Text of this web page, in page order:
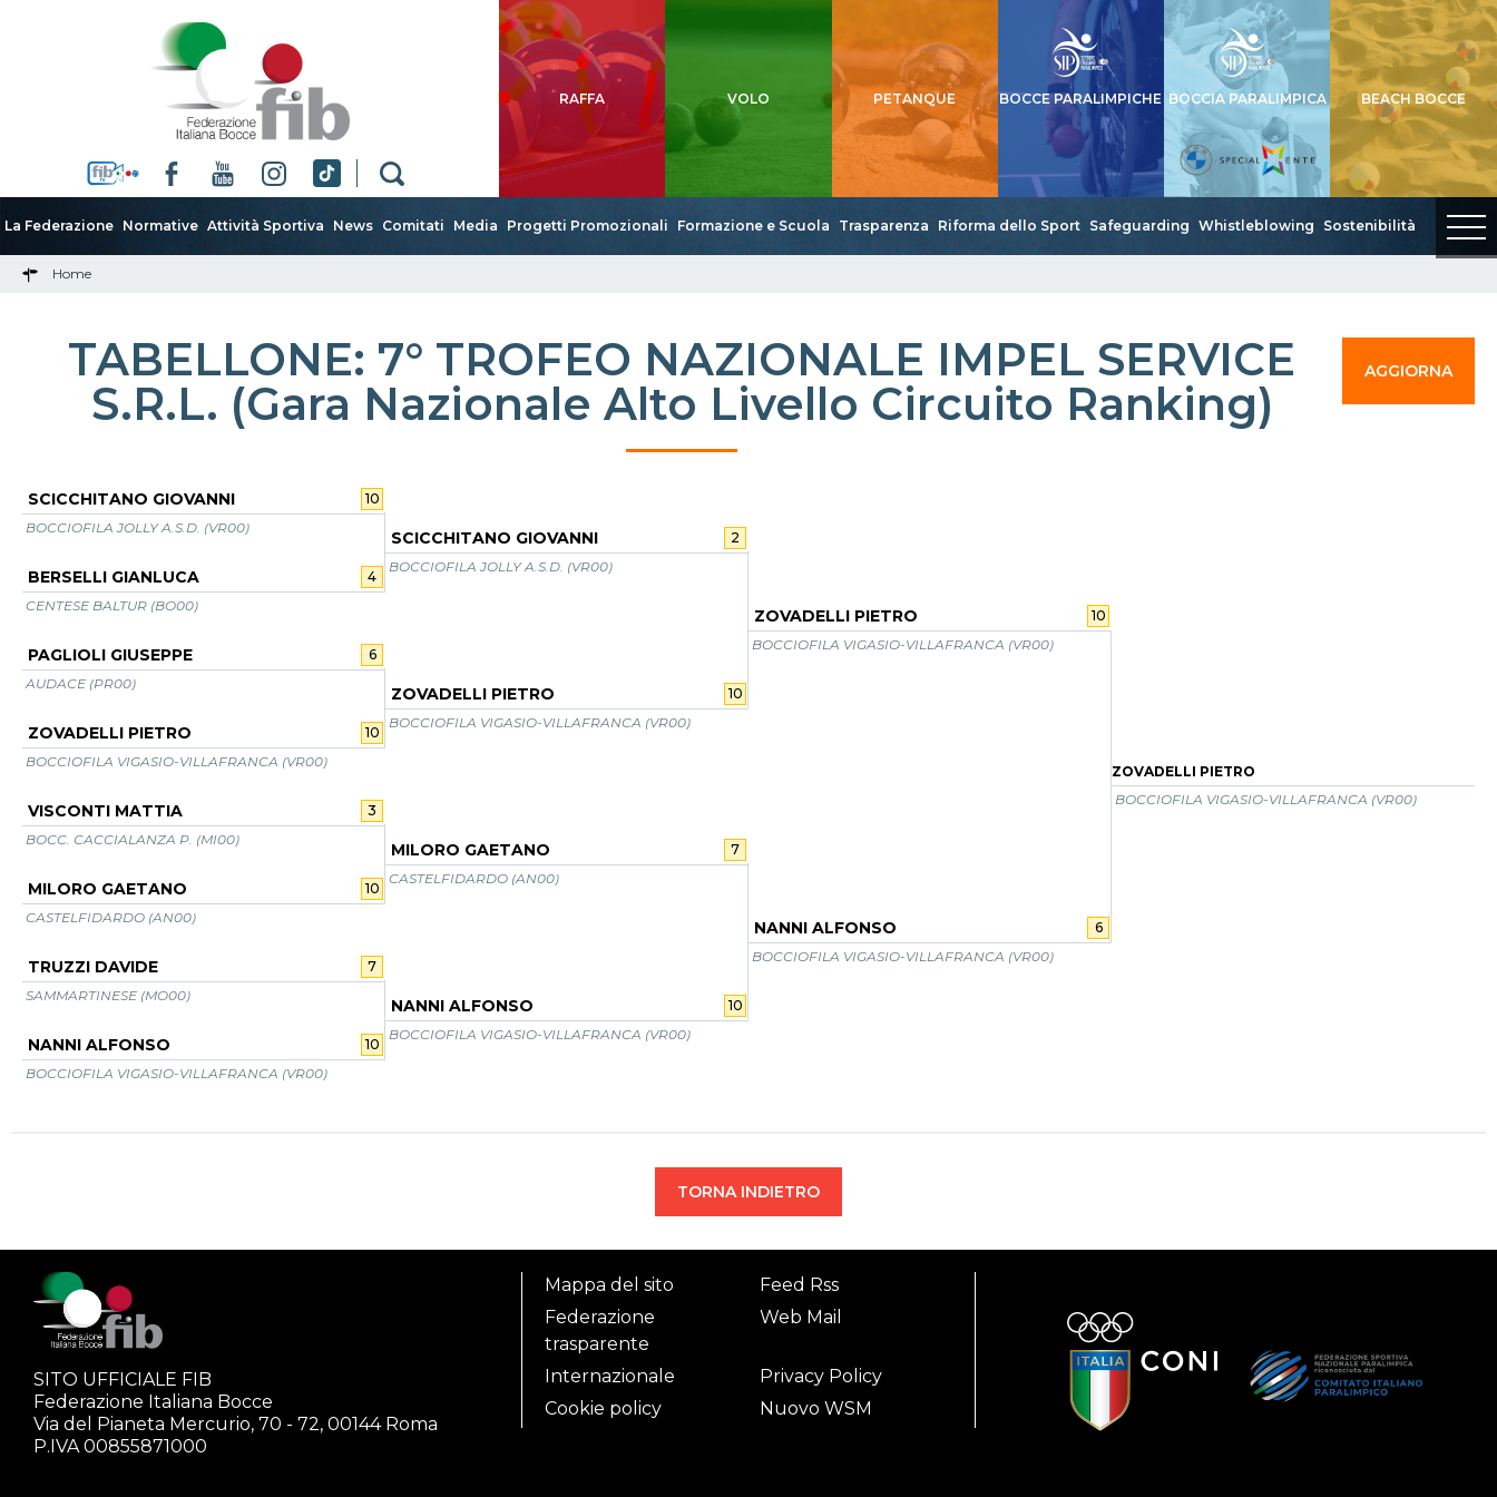
RAFFA VOLO PETANQUE BOCCE PARALIMPICHE BOCCIA PARALIMPICA BEACH BOCCE
La Federazione Normative Attività Sportiva News Comitati Media Progetti Promozionali Formazione e Scuola Trasparenza Riforma dello Sport Safeguarding Whistleblowing Sostenibilità
Home
TABELLONE: 7° TROFEO NAZIONALE IMPEL SERVICE
S.R.L. (Gara Nazionale Alto Livello Circuito Ranking)
AGGIORNA
SCICCHITANO GIOVANNI
10
BOCCIOFILA JOLLY A.S.D. (VR00)
BERSELLI GIANLUCA
4
CENTESE BALTUR (BO00)
PAGLIOLI GIUSEPPE
6
AUDACE (PR00)
ZOVADELLI PIETRO
10
BOCCIOFILA VIGASIO-VILLAFRANCA (VR00)
VISCONTI MATTIA
3
BOCC. CACCIALANZA P. (MI00)
MILORO GAETANO
10
CASTELFIDARDO (AN00)
TRUZZI DAVIDE
7
SAMMARTINESE (MO00)
NANNI ALFONSO
10
BOCCIOFILA VIGASIO-VILLAFRANCA (VR00)
SCICCHITANO GIOVANNI
2
BOCCIOFILA JOLLY A.S.D. (VR00)
ZOVADELLI PIETRO
10
BOCCIOFILA VIGASIO-VILLAFRANCA (VR00)
MILORO GAETANO
7
CASTELFIDARDO (AN00)
NANNI ALFONSO
10
BOCCIOFILA VIGASIO-VILLAFRANCA (VR00)
ZOVADELLI PIETRO
10
BOCCIOFILA VIGASIO-VILLAFRANCA (VR00)
NANNI ALFONSO
6
BOCCIOFILA VIGASIO-VILLAFRANCA (VR00)
ZOVADELLI PIETRO
BOCCIOFILA VIGASIO-VILLAFRANCA (VR00)
TORNA INDIETRO
SITO UFFICIALE FIB
Federazione Italiana Bocce
Via del Pianeta Mercurio, 70 - 72, 00144 Roma
P.IVA 00855871000
Mappa del sito
Feed Rss
Federazione
trasparente
Web Mail
Internazionale
Privacy Policy
Cookie policy
Nuovo WSM